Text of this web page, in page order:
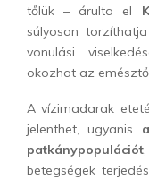
tőlük – árulta el
súlyosan
vonulási
okozhat az
A vízimadarak
jelenthet, ugyanis
patkánypopulációt
betegségek